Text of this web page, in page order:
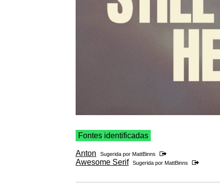
Fontes identificadas
Anton Sugerida por MattBinns
Awesome Serif Sugerida por MattBinns